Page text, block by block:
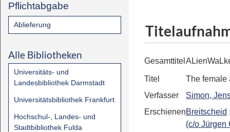
Pflichtabgabe
Ablieferung
Alle Bibliotheken
Universitäts- und
Landesbibliothek Darmstadt
Universitätsbibliothek Frankfurt
Hochschul-, Landes- und
Stadtbibliothek Fulda
Gesamttitel
Titel
The female
Verfasser
Simon,
ErschienenBreitscheid
(c/o Jürgen